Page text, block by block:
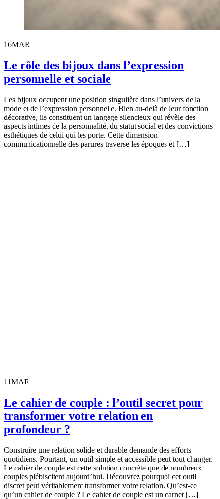
16MAR
Le rôle des bijoux dans l’expression
personnelle et sociale
Les bijoux occupent une position singulière dans l’univers de la
mode et de l’expression personnelle. Bien au-delà de leur fonction
décorative, ils constituent un langage silencieux qui révèle des
aspects intimes de la personnalité, du statut social et des convictions
esthétiques de celui qui les porte. Cette dimension
communicationnelle des parures traverse les époques et […]
11MAR
Le cahier de couple : l’outil secret pour
transformer votre relation en
profondeur ?
Construire une relation solide et durable demande des efforts
quotidiens. Pourtant, un outil simple et accessible peut tout changer.
Le cahier de couple est cette solution concrète que de nombreux
couples plébiscitent aujourd’hui. Découvrez pourquoi cet outil
discret peut véritablement transformer votre relation. Qu’est-ce
qu’un cahier de couple ? Le cahier de couple est un carnet […]